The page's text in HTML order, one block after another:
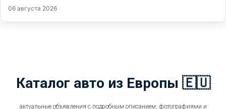
06 августа 2026
Каталог авто из Европы 🇪🇺
актуальные объявления с подробным описанием, фотографиями и